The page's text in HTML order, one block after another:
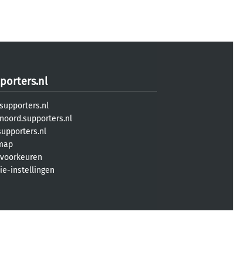
instellingen